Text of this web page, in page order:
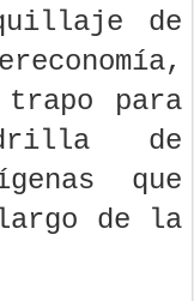
de
para
de
que
de la